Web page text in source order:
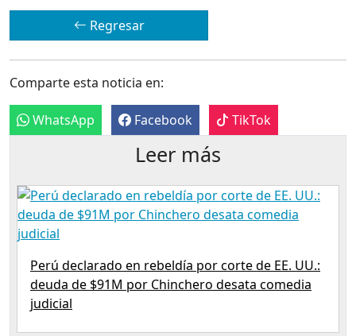
Regresar
Comparte esta noticia en:
WhatsApp Facebook TikTok
Leer más
Perú declarado en rebeldía por corte de EE. UU.:
deuda de $91M por Chinchero desata comedia
judicial